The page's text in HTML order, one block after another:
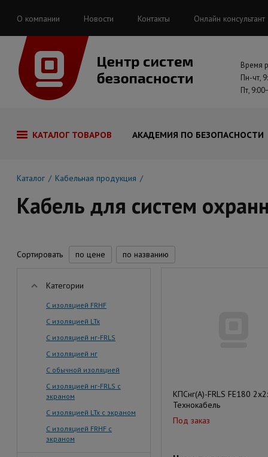
О компании Новости Контакты Онлайн консультант
Время
Пн-чт,
Пт,
КАТАЛОГ ТОВАРОВ АКАДЕМИЯ ПО БЕЗОПАСНОСТИ
Каталог Кабельная продукция
Кабель для систем
Сортировать по цене по названию
Категории
С изоляцией FRHF
С изоляцией LTx
С изоляцией нг-FRLS
С изоляцией нг
С обычной изоляцией
С изоляцией нг-FRLS с
экраном
С изоляцией LTx с экраном
С изоляцией FRHF с
экраном
КПСнг(А)-FRLS FE180
Технокабель
Под заказ